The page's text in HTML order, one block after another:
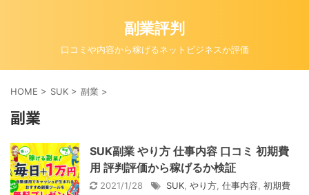
副業評判
口コミや内容から稼げるネットビジネスか評価
HOME > SUK > 副業 >
副業
SUK副業 やり方 仕事内容 口コミ 初期費
用 評判評価から稼げるか検証
2021/1/28 SUK やり方 仕事内容 初期費